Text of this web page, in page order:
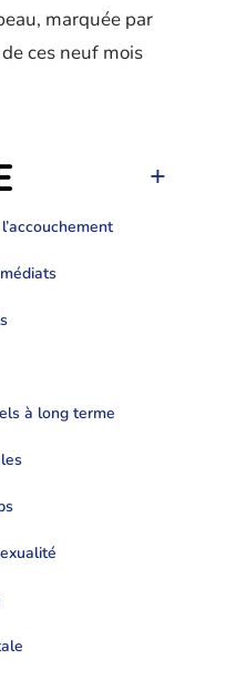
marquée par
ces neuf mois
à long terme